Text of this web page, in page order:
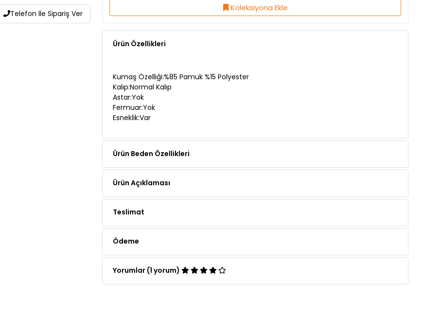
Telefon İle Sipariş Ver
Ürün Özellikleri
Astar:Yok
Fermuar:Yok
Esneklik:Var
Teslimat